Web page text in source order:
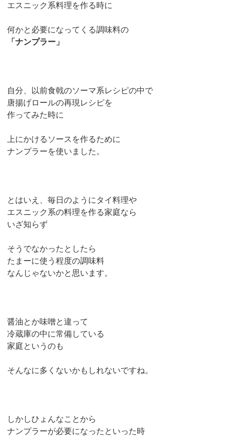
エスニック系料理を作る時に
何かと必要になってくる調味料の
「ナンプラー」
自分、以前食戟のソーマ系レシピの中で
唐揚げロールの再現レシピを
作ってみた時に
上にかけるソースを作るために
ナンプラーを使いました。
とはいえ、毎日のようにタイ料理や
エスニック系の料理を作る家庭なら
いざ知らず
そうでなかったとしたら
たまーに使う程度の調味料
なんじゃないかと思います。
醤油とか味噌と違って
冷蔵庫の中に常備している
家庭というのも
そんなに多くないかもしれないですね。
しかしひょんなことから
ナンプラーが必要になったといった時